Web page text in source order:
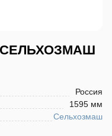
Россия
1595 мм
Сельхозмаш